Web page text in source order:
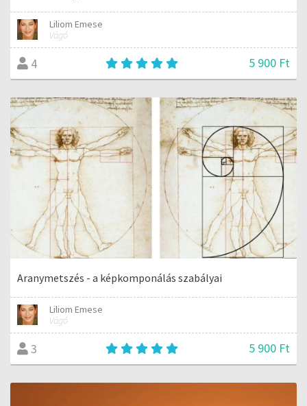
Liliom Emese
Vágó
4 5 900 Ft
Aranymetszés - a képkomponálás szabályai
Liliom Emese
Vágó
3 5 900 Ft